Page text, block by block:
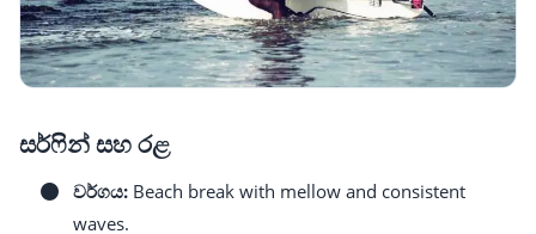
සර්ෆින් සහ රළ
වර්ගය: Beach break with mellow and consistent
waves.